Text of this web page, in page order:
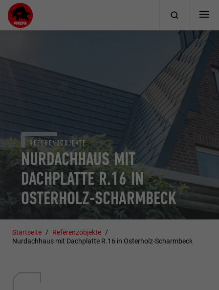
NURDACHHAUS MIT
DACHPLATTE R.16 IN
OSTERHOLZ-SCHARMBECK
REFERENZOBJEKTE
Startseite
Referenzobjekte
Nurdachhaus mit Dachplatte R.16 in Osterholz-Scharmbeck